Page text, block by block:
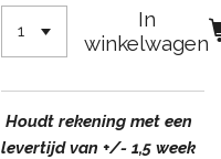
In
winkelwagen
Houdt rekening met een
levertijd van +/- 1,5 week